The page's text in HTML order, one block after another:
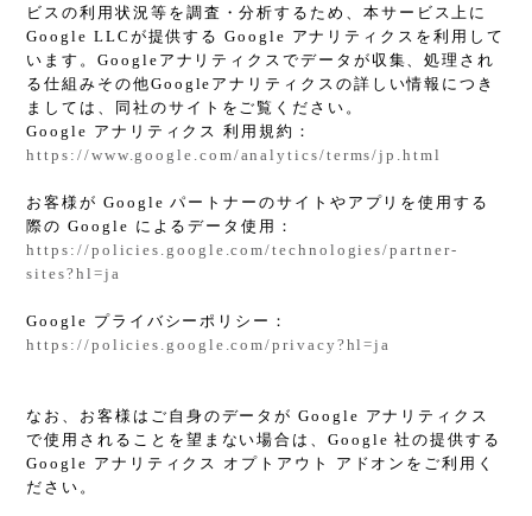
ビスの利用状況等を調査・分析するため、本サービス上に
Google LLCが提供する Google アナリティクスを利用して
います。Googleアナリティクスでデータが収集、処理され
る仕組みその他Googleアナリティクスの詳しい情報につき
ましては、同社のサイトをご覧ください。
Google アナリティクス 利用規約：
https://www.google.com/analytics/terms/jp.html
お客様が Google パートナーのサイトやアプリを使用する
際の Google によるデータ使用：
https://policies.google.com/technologies/partner-
sites?hl=ja
Google プライバシーポリシー：
https://policies.google.com/privacy?hl=ja
なお、お客様はご自身のデータが Google アナリティクス
で使用されることを望まない場合は、Google 社の提供する
Google アナリティクス オプトアウト アドオンをご利用く
ださい。